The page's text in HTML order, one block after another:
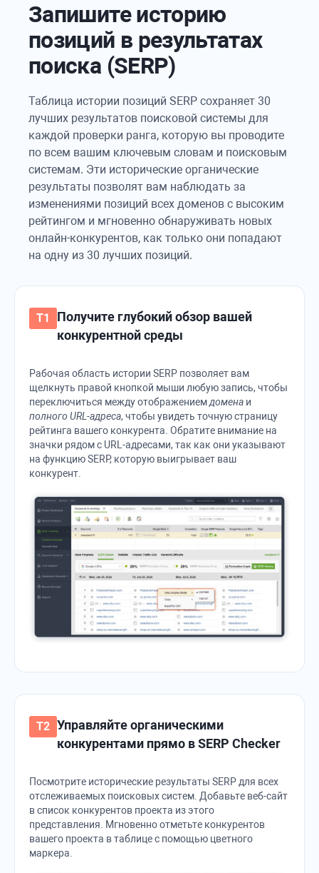
Запишите историю
позиций в результатах
поиска (SERP)
Таблица истории позиций SERP сохраняет 30
лучших результатов поисковой системы для
каждой проверки ранга, которую вы проводите
по всем вашим ключевым словам и поисковым
системам. Эти исторические органические
результаты позволят вам наблюдать за
изменениями позиций всех доменов с высоким
рейтингом и мгновенно обнаруживать новых
онлайн-конкурентов, как только они попадают
на одну из 30 лучших позиций.
Получите глубокий обзор вашей
конкурентной среды
Рабочая область истории SERP позволяет вам
щелкнуть правой кнопкой мыши любую запись, чтобы
переключиться между отображениемдомена и
полного URL-адреса, чтобы увидеть точную страницу
рейтинга вашего конкурента. Обратите внимание на
значки рядом с URL-адресами, так как они указывают
на функцию SERP, которую выигрывает ваш
конкурент.
Управляйте органическими
конкурентами прямо в SERP Checker
Посмотрите исторические результаты SERP для всех
отслеживаемых поисковых систем. Добавьте веб-сайт
в список конкурентов проекта из этого
представления. Мгновенно отметьте конкурентов
вашего проекта в таблице с помощью цветного
маркера.